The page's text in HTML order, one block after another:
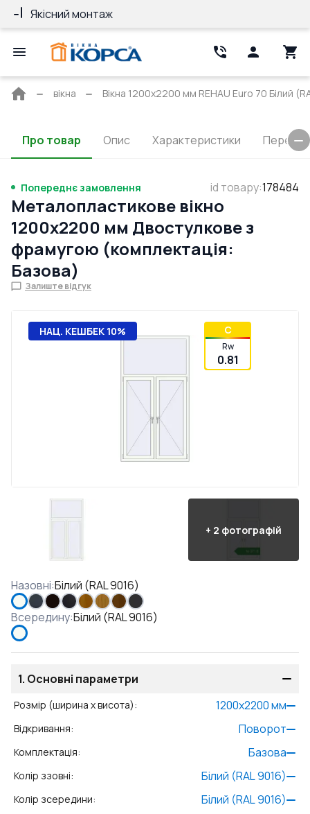
Якісний монтаж
Головна
вікна Вікна 1200x2200 мм REHAU Euro 70 Білий
Про товар Опис Характеристики
Попереднє замовлення id товару:178484
Металопластикове вікно
1200x2200 мм Двостулкове з
фрамугою (комплектація:
Базова)
Залиште відгук
НАЦ. КЕШБЕК 10% C
Rw
0.81
+ 2 фотографій
Назовні:Білий (RAL 9016)
Всередину:Білий (RAL 9016)
1. Основні параметри
Розмір (ширина x висота): 1200x2200мм
Відкривання: Поворот
Комплектація: Базова
Колір ззовні: Білий (RAL 9016)
Колір зсередини: Білий (RAL 9016)